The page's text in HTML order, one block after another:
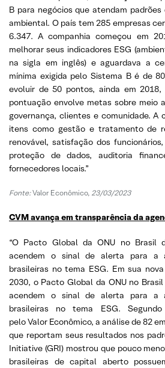
B para negócios que atendam
ambiental. O país tem 285 empresas
6.347. A companhia começou em
melhorar seus indicadores ESG
na sigla em inglês) e aguardava a
mínima exigida pelo Sistema B é de
evoluir de 50 pontos, ainda em
pontuação envolve metas sobre meio
governança, clientes e comunidade. A
itens como gestão e tratamento de
renovável, satisfação dos
proteção de dados, auditoria
fornecedores locais.”
Fonte:Valor Econômico, 23/03/2023
CVM avança em transparência da
“O Pacto Global da ONU no Brasil
acendem o sinal de alerta para a
brasileiras no tema ESG. Em sua
2030, o Pacto Global da ONU no
acendem o sinal de alerta para a
brasileiras no tema ESG.
pelo Valor Econômico, a análise de 82
que reportam seus resultados nos
Initiative (GRI) mostrou que pouco
brasileiras de capital aberto